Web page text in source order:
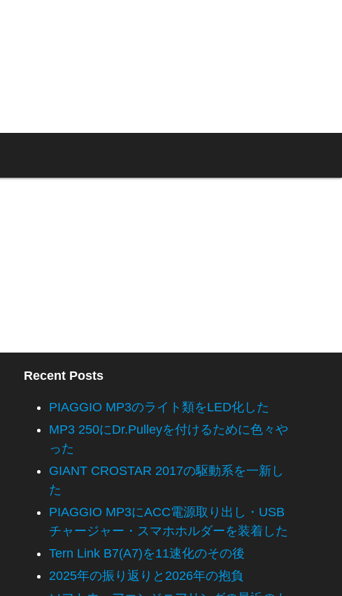
Recent Posts
PIAGGIO MP3のライト類をLED化した
MP3 250にDr.Pulleyを付けるために色々や
った
GIANT CROSTAR 2017の駆動系を一新し
た
PIAGGIO MP3にACC電源取り出し・USB
チャージャー・スマホホルダーを装着した
Tern Link B7(A7)を11速化のその後
2025年の振り返りと2026年の抱負